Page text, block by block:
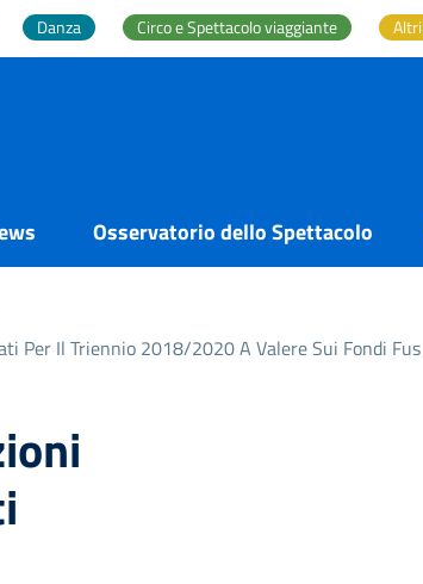
Danza Circo e Spettacolo viaggiante
Osservatorio dello Spettacolo
Per Il Triennio 2018/2020 A Valere Sui Fondi Fus